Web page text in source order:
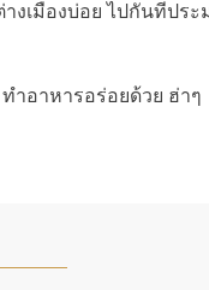
างเมืองบ่อย ไปกันทีป
ำอาหารอร่อยด้วย ฮ่าๆ